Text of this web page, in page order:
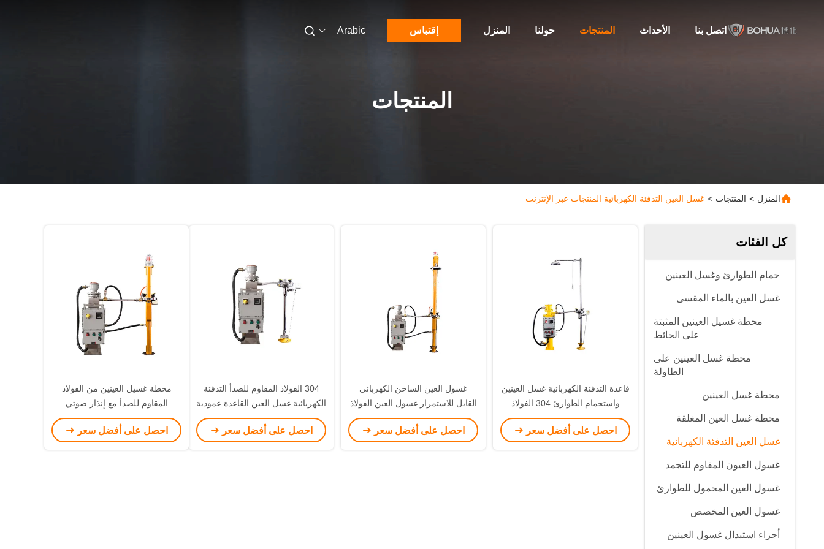
المنزل حولنا المنتجات الأحداث اتصل بنا إقتباس Arabic
المنتجات
المنزل > المنتجات > غسل العين التدفئة الكهربائية المنتجات عبر الإنترنت
كل الفئات
حمام الطوارئ وغسل العينين
غسل العين بالماء المقسى
محطة غسيل العينين المثبتة
على الحائط
محطة غسل العينين على
الطاولة
محطة غسل العينين
محطة غسل العين المغلقة
غسل العين التدفئة الكهربائية
غسول العيون المقاوم للتجمد
غسول العين المحمول للطوارئ
غسول العين المخصص
أجزاء استبدال غسول العينين
قاعدة التدفئة الكهربائية غسل العينين
واستحمام الطوارئ 304 الفولاذ
المقاوم للصدأ
احصل على أفضل سعر
غسول العين الساخن الكهربائي
القابل للاستمرار غسول العين الفولاذ
المقاوم للصدأ الفعال
احصل على أفضل سعر
304 الفولاذ المقاوم للصدأ التدفئة
الكهربائية غسل العين القاعدة عمودية
محطة غسل العين
احصل على أفضل سعر
محطة غسيل العينين من الفولاذ
المقاوم للصدأ مع إنذار صوتي
وضوئي
احصل على أفضل سعر